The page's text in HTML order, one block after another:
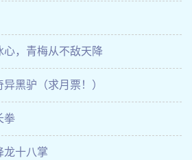
心，青梅从不敌天降
黑驴（求月票！）
拳
龙十八掌